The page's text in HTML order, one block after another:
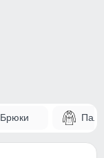
Брюки